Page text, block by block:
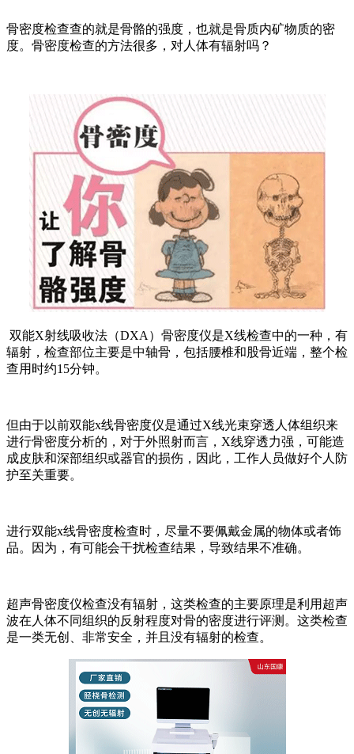
骨密度检查查的就是骨骼的强度，也就是骨质内矿物质的密
度。骨密度检查的方法很多，对人体有辐射吗？
双能X射线吸收法（DXA）骨密度仪是X线检查中的一种，有
辐射，检查部位主要是中轴骨，包括腰椎和股骨近端，整个检
查用时约15分钟。
但由于以前双能x线骨密度仪是通过X线光束穿透人体组织来
进行骨密度分析的，对于外照射而言，X线穿透力强，可能造
成皮肤和深部组织或器官的损伤，因此，工作人员做好个人防
护至关重要。
进行双能x线骨密度检查时，尽量不要佩戴金属的物体或者饰
品。因为，有可能会干扰检查结果，导致结果不准确。
超声骨密度仪检查没有辐射，这类检查的主要原理是利用超声
波在人体不同组织的反射程度对骨的密度进行评测。这类检查
是一类无创、非常安全，并且没有辐射的检查。